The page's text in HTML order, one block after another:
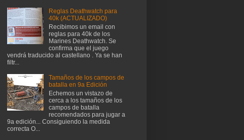
Reglas Deathwatch para
40k (ACTUALIZADO)
Recibimos un email con
reglas para 40k de los
Marines Deathwatch. Se
confirma que el juego
vendrá traducido al castellano . Ya se han
filtr...
Tamaños de los campos de
batalla en 9a Edición
Echemos un vistazo de
cerca a los tamaños de los
campos de batalla
recomendados para jugar a
9a edición... Consiguiendo la medida
correcta O...